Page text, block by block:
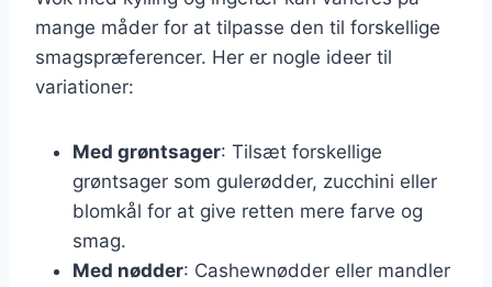
mange måder for at tilpasse den til forskellige
smagspræferencer. Her er nogle ideer til
variationer:
Med grøntsager: Tilsæt forskellige
grøntsager som gulerødder, zucchini eller
blomkål for at give retten mere farve og
smag.
Med nødder: Cashewnødder eller mandler